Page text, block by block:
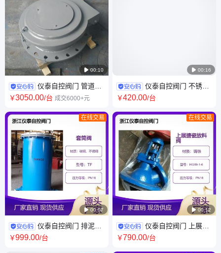
 00:10
仪泰自控阀门 管道泄
压用 铸钢材质 真空释放阀 508
￥3050.00/台 成交6000+元
 00:07
在线交易
仪泰自控阀门 排泥套
筒阀 型号TF 排污用 碳钢不锈
￥999.00/台
 00:16
仪泰自控阀门 不锈钢
明杆软密封闸阀 型号Z41X-16P
￥420.00/台
 00:12
在线交易
仪泰自控阀门 上展搪
瓷放料阀 型号HG89-1-6 铸铁
￥790.00/台